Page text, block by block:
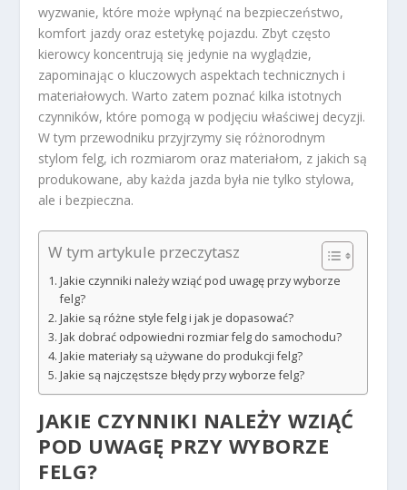
wyzwanie, które może wpłynąć na bezpieczeństwo,
komfort jazdy oraz estetykę pojazdu. Zbyt często
kierowcy koncentrują się jedynie na wyglądzie,
zapominając o kluczowych aspektach technicznych i
materiałowych. Warto zatem poznać kilka istotnych
czynników, które pomogą w podjęciu właściwej decyzji.
W tym przewodniku przyjrzymy się różnorodnym
stylom felg, ich rozmiarom oraz materiałom, z jakich są
produkowane, aby każda jazda była nie tylko stylowa,
ale i bezpieczna.
W tym artykule przeczytasz
Jakie czynniki należy wziąć pod uwagę przy wyborze
felg?
Jakie są różne style felg i jak je dopasować?
Jak dobrać odpowiedni rozmiar felg do samochodu?
Jakie materiały są używane do produkcji felg?
Jakie są najczęstsze błędy przy wyborze felg?
JAKIE CZYNNIKI NALEŻY WZIĄĆ
POD UWAGĘ PRZY WYBORZE
FELG?